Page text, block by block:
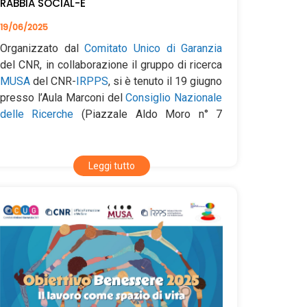
richiesta di partecipazione all’evento è
necessario inviare una e-mail all’indirizzo
segreteria.cug@cnr.it
https://www.cnr.it/it/nota-stampa/n-
13937/adolescenti-ed-effetti-della-…
RABBIA SOCIAL-E
19/06/2025
Organizzato dalComitato Unico di Garanzia
del CNR, in collaborazione il gruppo di ricerca
MUSA del CNR- IRPPS, si è tenuto il 19 giugno
presso l’Aula Marconi delConsiglio Nazionale
delle Ricerche (Piazzale Aldo Moro n° 7
Ezio Alessio Gensini e Leonardo Santoli.
visto la partecipazione di alcuni autori e autrici
del libro:
- Francesco Romano (ricercatore Igsg-Cnr)
Antonio Tintori
(ricercatore Irpps-Cnr)
- Sonia Cerrai (ricercatrice Ifc-Cnr)
Leggi tutto